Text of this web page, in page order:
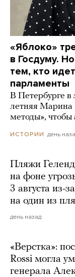
«Яблоко»
в Госдуму.
тем, кто
парламенты
В Петербурге в
летняя Марина
методы», чтобы
ИСТОРИИ день
Пляжи
на фоне
3 августа из-
на один из
день назад
«Верстка»:
Rossi могла
генерала